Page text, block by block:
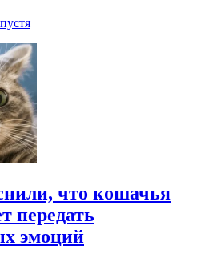
что кошачья
передать
эмоций